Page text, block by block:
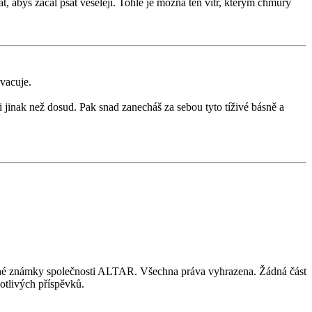
začal psát veseleji. Tohle je možná ten vítr, kterým chmury
než dosud. Pak snad zanecháš za sebou tyto tíživé básně a
známky společnosti ALTAR. Všechna práva vyhrazena. Žádná část
příspěvků.